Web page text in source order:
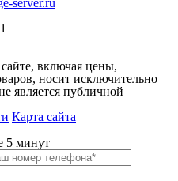
server.ru
включая цены,
носит исключительно
является публичной
Карта сайта
5 минут